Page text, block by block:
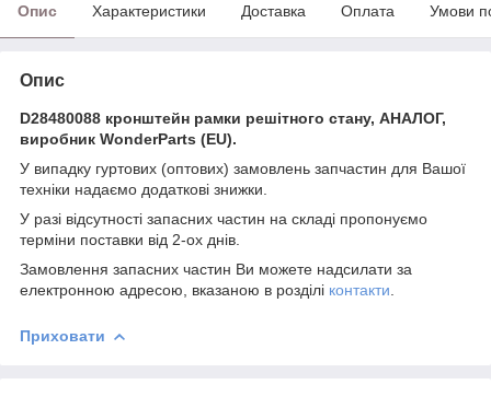
Опис Характеристики Доставка Оплата Умови
Опис
D28480088 кронштейн рамки решітного стану, АНАЛОГ,
виробник WonderParts (EU).
У випадку гуртових (оптових) замовлень запчастин для Вашої
техніки надаємо додаткові знижки.
У разі відсутності запасних частин на складі пропонуємо
терміни поставки від 2-ох днів.
Замовлення запасних частин Ви можете надсилати за
електронною адресою, вказаною в розділі контакти
Приховати